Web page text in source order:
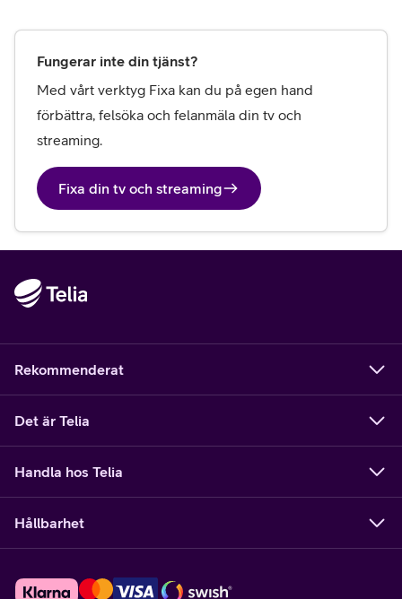
Fungerar inte din tjänst?
Med vårt verktyg Fixa kan du på egen hand
förbättra, felsöka och felanmäla din tv och
streaming.
Fixa din tv och streaming
Rekommenderat
Det är Telia
Handla hos Telia
Hållbarhet